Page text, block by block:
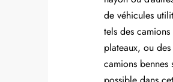
de véhicules
tels des camions
plateaux, ou des
camions bennes